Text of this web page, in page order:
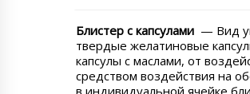
Блистер с капсулами — Вид
твердые желатиновые
капсулы с маслами, от
средством воздействия на
в индивидуальной ячейке